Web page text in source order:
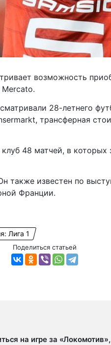
возможность
Mercato.
28-летнего
трансферная
48 матчей, в которых
также известен по
Франции.
Лига 1
Поделиться статьей
на игре за «Локомотив»,